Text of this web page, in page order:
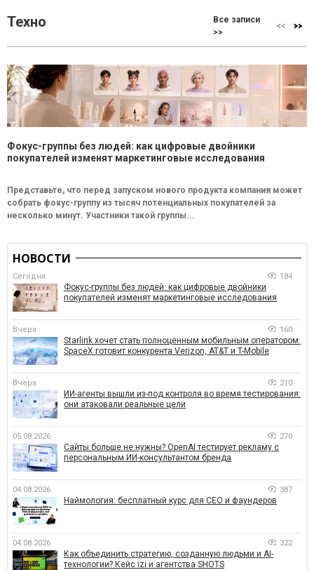
Техно
Все записи
>>
Фокус-группы без людей: как цифровые двойники
покупателей изменят маркетинговые исследования
Представьте, что перед запуском нового продукта компания может
собрать фокус-группу из тысяч потенциальных покупателей за
несколько минут. Участники такой группы...
НОВОСТИ
Сегодня 184
Фокус-группы без людей: как цифровые двойники
покупателей изменят маркетинговые исследования
Вчера 160
Starlink хочет стать полноценным мобильным оператором:
SpaceX готовит конкурента Verizon, AT&T и T-Mobile
Вчера 210
ИИ-агенты вышли из-под контроля во время тестирования:
они атаковали реальные цели
05.08.2026 270
Сайты больше не нужны? OpenAI тестирует рекламу с
персональным ИИ-консультантом бренда
04.08.2026 387
Наймология: бесплатный курс для CEO и фаундеров
04.08.2026 322
Как объединить стратегию, созданную людьми и AI-
технологии? Кейс izi и агентства SHOTS